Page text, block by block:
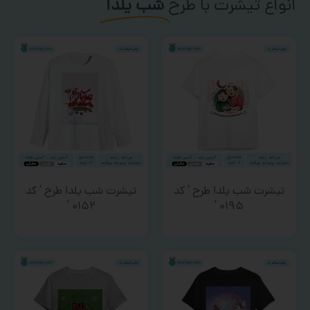
انواع تیشرت با طرحشب یلدا
تیشرت شب یلدا طرح ‘ کد
۰۱۹۵ ‘
تیشرت شب یلدا طرح ‘ کد
۰۱۵۲ ‘